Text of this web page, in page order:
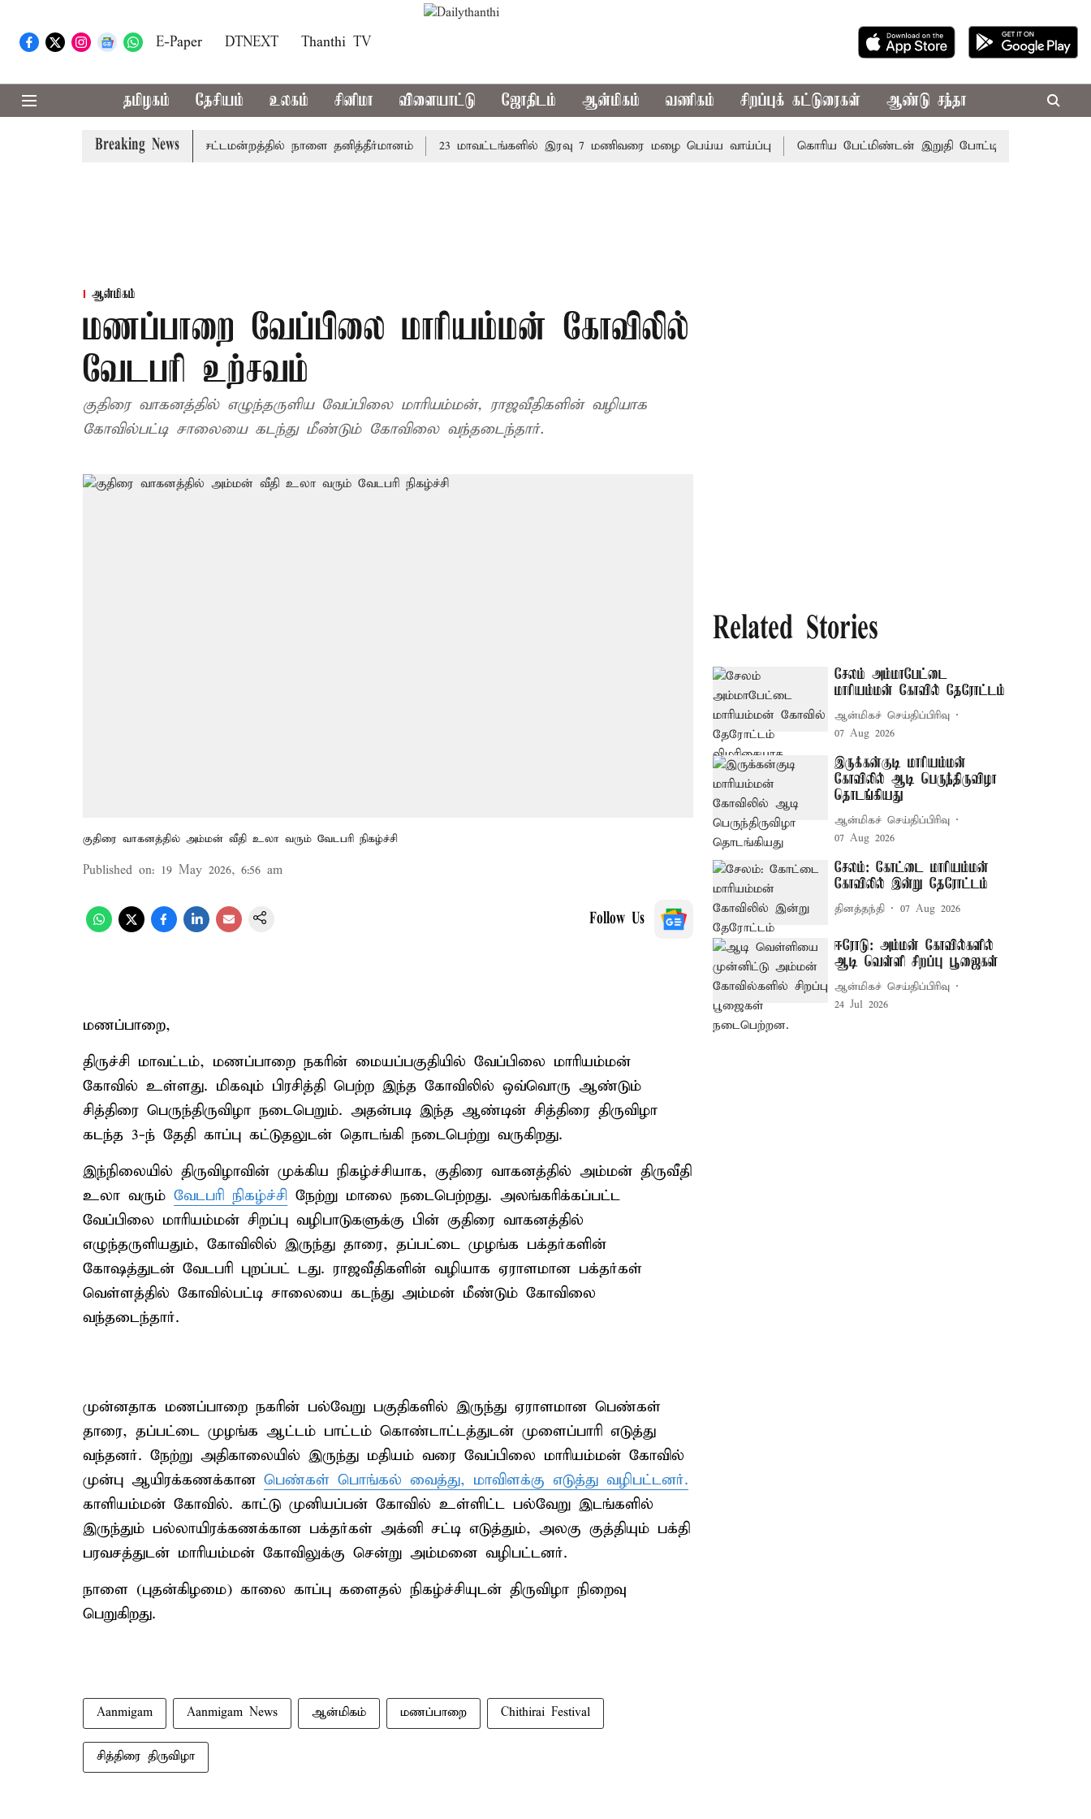
E-Paper DTNEXT Thanthi TV
தமிழகம் தேசியம் உலகம் சினிமா விளையாட்டு ஜோதிடம் ஆன்மிகம் வணிகம் சிறப்புக் கட்டுரைகள் ஆண்டு சந்தா
Breaking News
முதலில் தமிழ்த்தாய் வாழ்த்து: சட்டமன்றத்தில் நாளை தனித்தீர்மானம் 23 மாவட்டங்களில் இரவு 7 மணிவரை மழை பெய்ய வாய்ப்பு கொரிய பேட்மிண்டன் இறுதி போட்டி; இந்திய வீராங்கனை
ஆன்மிகம்
மணப்பாறை வேப்பிலை மாரியம்மன் கோவிலில்
வேடபரி உற்சவம்
குதிரை வாகனத்தில் எழுந்தருளிய வேப்பிலை மாரியம்மன், ராஜவீதிகளின் வழியாக
கோவில்பட்டி சாலையை கடந்து மீண்டும் கோவிலை வந்தடைந்தார்.
குதிரை வாகனத்தில் அம்மன் வீதி உலா வரும் வேடபரி நிகழ்ச்சி
Published on: 19 May 2026, 6:56 am
Follow Us
மணப்பாறை,
திருச்சி மாவட்டம், மணப்பாறை நகரின் மையப்பகுதியில் வேப்பிலை மாரியம்மன்
கோவில் உள்ளது. மிகவும் பிரசித்தி பெற்ற இந்த கோவிலில் ஒவ்வொரு ஆண்டும்
சித்திரை பெருந்திருவிழா நடைபெறும். அதன்படி இந்த ஆண்டின் சித்திரை திருவிழா
கடந்த 3-ந் தேதி காப்பு கட்டுதலுடன் தொடங்கி நடைபெற்று வருகிறது.
இந்நிலையில் திருவிழாவின் முக்கிய நிகழ்ச்சியாக, குதிரை வாகனத்தில் அம்மன் திருவீதி
உலா வரும் வேடபரி நிகழ்ச்சி நேற்று மாலை நடைபெற்றது. அலங்கரிக்கப்பட்ட
வேப்பிலை மாரியம்மன் சிறப்பு வழிபாடுகளுக்கு பின் குதிரை வாகனத்தில்
எழுந்தருளியதும், கோவிலில் இருந்து தாரை, தப்பட்டை முழங்க பக்தர்களின்
கோஷத்துடன் வேடபரி புறப்பட் டது. ராஜவீதிகளின் வழியாக ஏராளமான பக்தர்கள்
வெள்ளத்தில் கோவில்பட்டி சாலையை கடந்து அம்மன் மீண்டும் கோவிலை
வந்தடைந்தார்.
முன்னதாக மணப்பாறை நகரின் பல்வேறு பகுதிகளில் இருந்து ஏராளமான பெண்கள்
தாரை, தப்பட்டை முழங்க ஆட்டம் பாட்டம் கொண்டாட்டத்துடன் முளைப்பாரி எடுத்து
வந்தனர். நேற்று அதிகாலையில் இருந்து மதியம் வரை வேப்பிலை மாரியம்மன் கோவில்
முன்பு ஆயிரக்கணக்கான பெண்கள் பொங்கல் வைத்து, மாவிளக்கு எடுத்து வழிபட்டனர்.
காளியம்மன் கோவில். காட்டு முனியப்பன் கோவில் உள்ளிட்ட பல்வேறு இடங்களில்
இருந்தும் பல்லாயிரக்கணக்கான பக்தர்கள் அக்னி சட்டி எடுத்தும், அலகு குத்தியும் பக்தி
பரவசத்துடன் மாரியம்மன் கோவிலுக்கு சென்று அம்மனை வழிபட்டனர்.
நாளை (புதன்கிழமை) காலை காப்பு களைதல் நிகழ்ச்சியுடன் திருவிழா நிறைவு
பெறுகிறது.
Aanmigam Aanmigam News ஆன்மிகம் மணப்பாறை Chithirai Festival
சித்திரை திருவிழா
Related Stories
சேலம் அம்மாபேட்டை
மாரியம்மன் கோவில் தேரோட்டம்
ஆன்மிகச் செய்திப்பிரிவு
07 Aug 2026
இருக்கன்குடி மாரியம்மன்
கோவிலில் ஆடி பெருந்திருவிழா
தொடங்கியது
ஆன்மிகச் செய்திப்பிரிவு
07 Aug 2026
சேலம்: கோட்டை மாரியம்மன்
கோவிலில் இன்று தேரோட்டம்
தினத்தந்தி 07 Aug 2026
ஈரோடு: அம்மன் கோவில்களில்
ஆடி வெள்ளி சிறப்பு பூஜைகள்
ஆன்மிகச் செய்திப்பிரிவு
24 Jul 2026